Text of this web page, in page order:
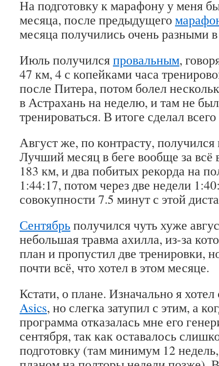
На подготовку к марафону у меня
месяца, после предыдущего
месяца получились очень разными
Июль получилсяпровальным,
47 км, 4 с копейками часа
после Питера, потом болел
в Астрахань на неделю, и там не
тренироваться. В итоге сделал
Август же, по контрасту,
Лучший месяц в беге вообще за всё
183 км, и два побитых рекорда на
1:44:17, потом через две недели
совокупности 7.5 минут с этой
Сентябрь получился чуть хуже
небольшая травма ахилла, из-за
план и пропустил две тренировки,
почти всё, что хотел в этом месяце.
Кстати, о плане. Изначально я хотел
Asics, но слегка затупил с этим, а
программа отказалась мне его
сентября, так как оставалось
подготовку (там минимум 12